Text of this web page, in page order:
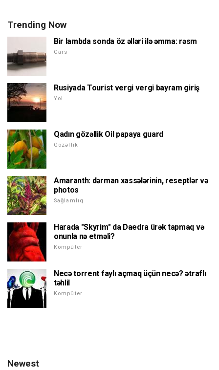
Trending Now
Bir lambda sonda öz əlləri ilə əmma: rəsm
Cars
Rusiyada Tourist vergi vergi bayram giriş
Yol
Qadın gözəllik Oil papaya guard
Gözəllik
Amaranth: dərman xassələrinin, reseptlər və
photos
Sağlamlıq
Harada "Skyrim" da Daedra ürək tapmaq və
onunla nə etməli?
Kompüter
Necə torrent faylı açmaq üçün necə? ətraflı
təhlil
Kompüter
Newest